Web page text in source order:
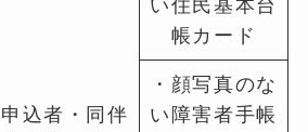
申込者・同伴
い住民基本台
帳カード
・顔写真のな
い障害者手帳